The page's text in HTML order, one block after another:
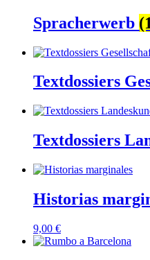
Spracherwerb
Textdossiers
Textdossiers
Historias
9,00 €